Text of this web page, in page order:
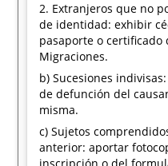
2. Extranjeros que no
de identidad: exhibir
pasaporte o certificado
Migraciones.
b) Sucesiones
de defunción del
misma.
c) Sujetos
anterior: aportar